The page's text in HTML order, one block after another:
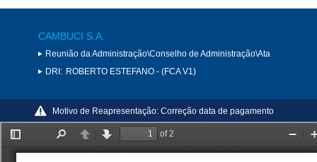
CAMBUCI S.A.
Reunião da Administração\Conselho de Administração\Ata
DRI: ROBERTO ESTEFANO - (FCA V1)
Motivo de Reapresentação: Correção data de pagamento